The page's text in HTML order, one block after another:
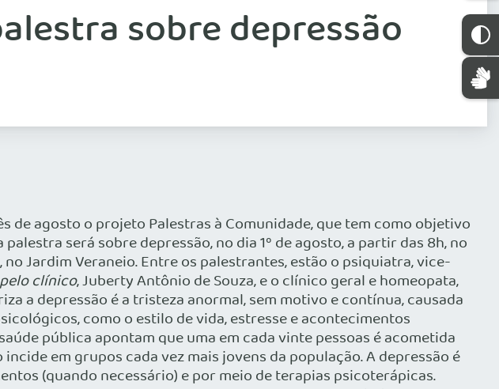
sobre depressão
de agosto o projeto Palestras à Comunidade, que tem como objetivo
será sobre depressão, no dia 1º de agosto, a partir das 8h, no
Jardim Veraneio. Entre os palestrantes, estão o psiquiatra, vice-
clínico, Juberty Antônio de Souza, e o clínico geral e homeopata,
a depressão é a tristeza anormal, sem motivo e contínua, causada
como o estilo de vida, estresse e acontecimentos
pública apontam que uma em cada vinte pessoas é acometida
em grupos cada vez mais jovens da população. A depressão é
(quando necessário) e por meio de terapias psicoterápicas.